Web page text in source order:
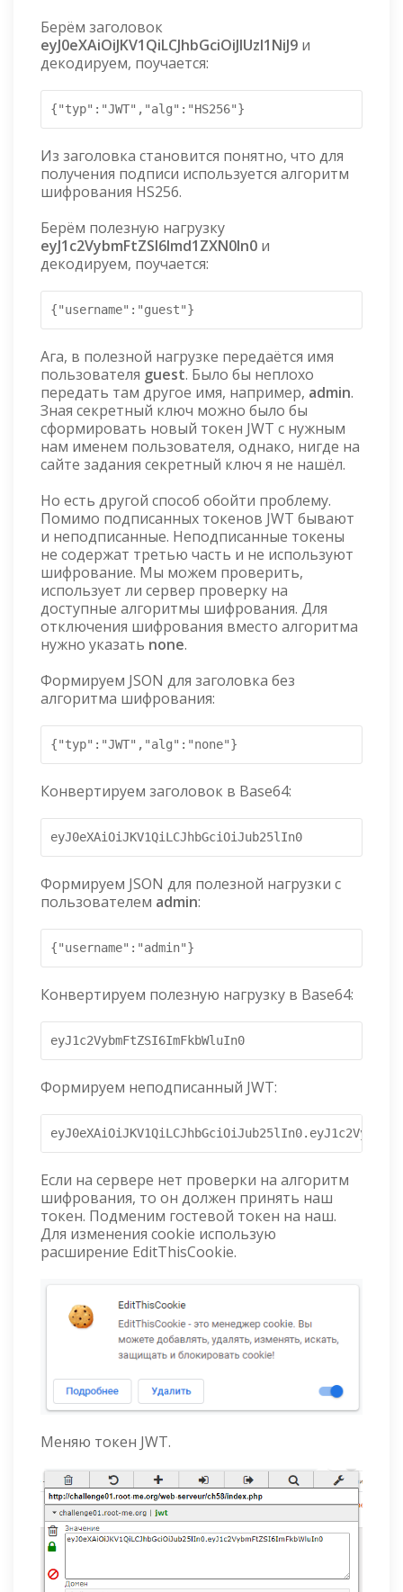
Берём заголовок
eyJ0eXAiOiJKV1QiLCJhbGciOiJIUzI1NiJ9 и
декодируем, поучается:
{"typ":"JWT","alg":"HS256"}
Из заголовка становится понятно, что для
получения подписи используется алгоритм
шифрования HS256.
Берём полезную нагрузку
eyJ1c2VybmFtZSI6Imd1ZXN0In0 и
декодируем, поучается:
{"username":"guest"}
Ага, в полезной нагрузке передаётся имя
пользователя guest. Было бы неплохо
передать там другое имя, например, admin.
Зная секретный ключ можно было бы
сформировать новый токен JWT с нужным
нам именем пользователя, однако, нигде на
сайте задания секретный ключ я не нашёл.
Но есть другой способ обойти проблему.
Помимо подписанных токенов JWT бывают
и неподписанные. Неподписанные токены
не содержат третью часть и не используют
шифрование. Мы можем проверить,
использует ли сервер проверку на
доступные алгоритмы шифрования. Для
отключения шифрования вместо алгоритма
нужно указать none.
Формируем JSON для заголовка без
алгоритма шифрования:
{"typ":"JWT","alg":"none"}
Конвертируем заголовок в Base64:
eyJ0eXAiOiJKV1QiLCJhbGciOiJub25lIn0
Формируем JSON для полезной нагрузки с
пользователем admin:
{"username":"admin"}
Конвертируем полезную нагрузку в Base64:
eyJ1c2VybmFtZSI6ImFkbWluIn0
Формируем неподписанный JWT:
Если на сервере нет проверки на алгоритм
шифрования, то он должен принять наш
токен. Подменим гостевой токен на наш.
Для изменения cookie использую
расширение EditThisCookie.
Меняю токен JWT.